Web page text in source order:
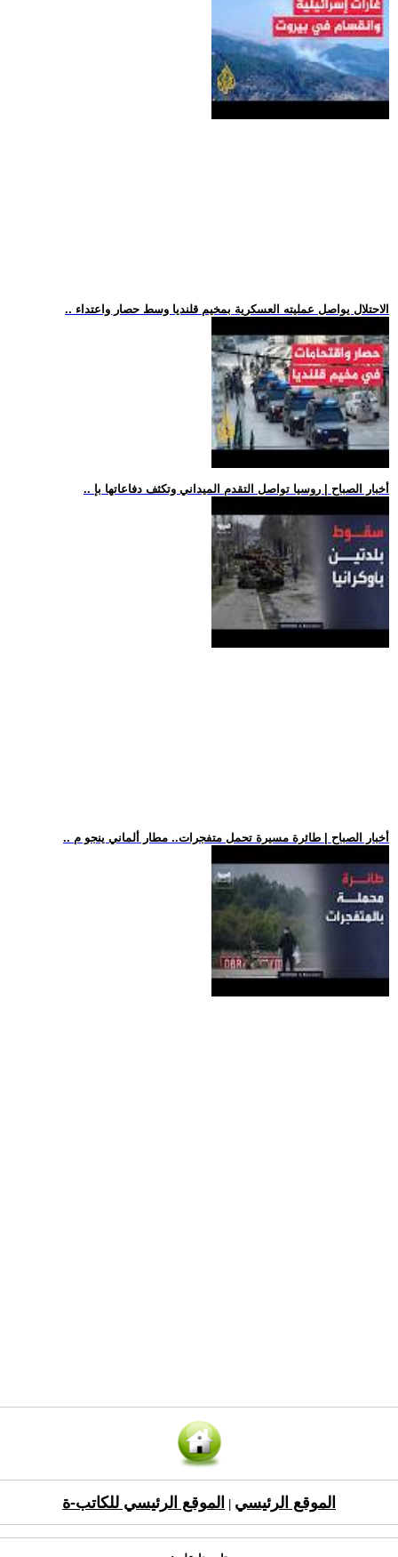
.. الاحتلال يواصل عمليته العسكرية بمخيم قلنديا وسط حصار واعتداء
.. أخبار الصباح | روسيا تواصل التقدم الميداني وتكثف دفاعاتها بإ
.. أخبار الصباح | طائرة مسيرة تحمل متفجرات.. مطار ألماني ينجو م
الموقع الرئيسي الموقع الرئيسي للكاتب-ة